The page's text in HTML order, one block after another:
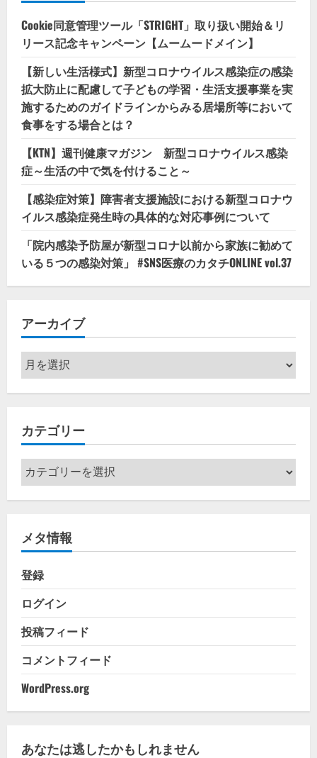
Cookie同意管理ツール「STRIGHT」取り扱い開始＆リ
リース記念キャンペーン【ムームードメイン】
【新しい生活様式】新型コロナウイルス感染症の感染
拡大防止に配慮して子どもの学習・生活支援事業を実
施するためのガイドラインからみる居場所等において
食事をする場合とは？
【KTN】週刊健康マガジン 新型コロナウイルス感染
症～生活の中で気を付けること～
【感染症対策】障害者支援施設における新型コロナウ
イルス感染症発生時の具体的な対応事例について
「院内感染予防屋が新型コロナ以前から家族に勧めて
いる５つの感染対策」 #SNS医療のカタチONLINE vol.37
アーカイブ
ア
ー
カ
ブ
カテゴリー
カ
テ
ゴ
ー
メタ情報
登録
ログイン
投稿フィード
コメントフィード
WordPress.org
あなたは逃したかもしれません